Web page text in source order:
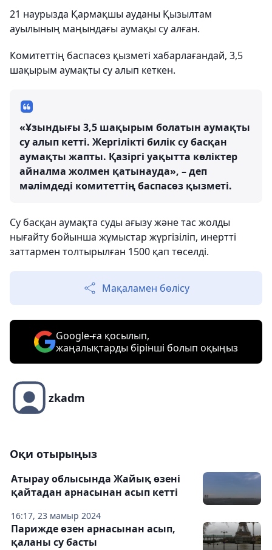
21 наурызда Қармақшы ауданы Қызылтам
ауылының маңындағы аумақы су алған.
Комитеттің баспасөз қызметі хабарлағандай, 3,5
шақырым аумақты су алып кеткен.
«Ұзындығы 3,5 шақырым болатын аумақты
су алып кетті. Жергілікті билік су басқан
аумақты жапты. Қазіргі уақытта көліктер
айналма жолмен қатынауда», – деп
мәлімдеді комитеттің баспасөз қызметі.
Су басқан аумақта суды ағызу және тас жолды
нығайту бойынша жұмыстар жүргізіліп, инертті
заттармен толтырылған 1500 қап төселді.
Мақаламен бөлісу
Google-ға қосылып,
жаңалықтарды бірінші болып оқыңыз
zkadm
Оқи отырыңыз
16:17, 23 мамыр 2024
Атырау облысында Жайық өзені
қайтадан арнасынан асып кетті
Парижде өзен арнасынан асып,
қаланы су басты